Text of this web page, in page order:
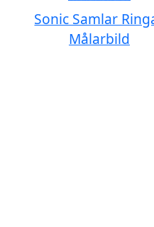
Sonic Samlar
Målarbild